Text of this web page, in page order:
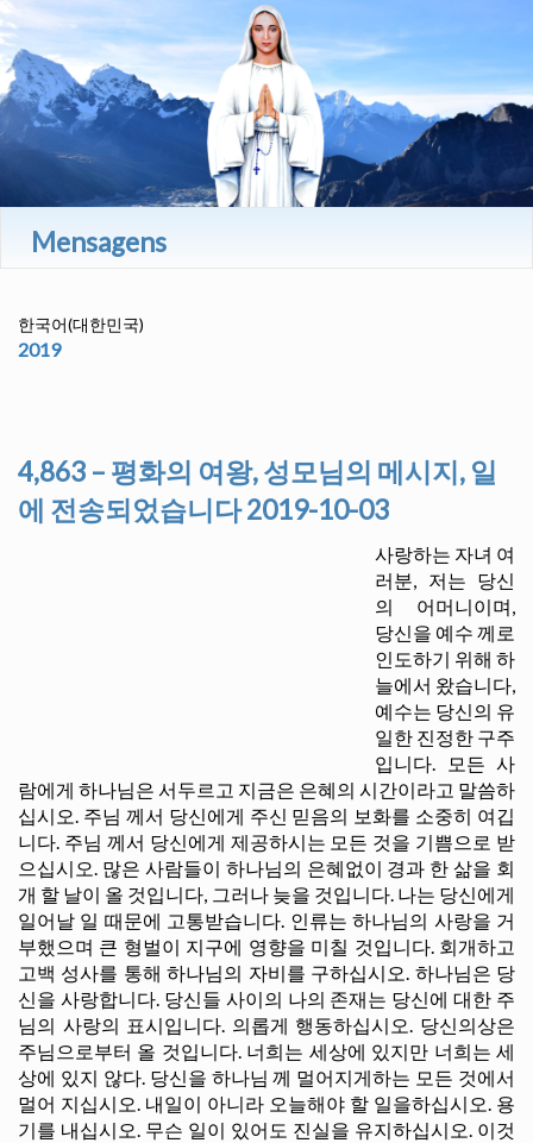
Mensagens
한국어(대한민국)
2019
4,863 – 평화의 여왕, 성모님의 메시지, 일
에 전송되었습니다 2019-10-03
사랑하는 자녀 여
러분, 저는 당신
의 어머니이며,
당신을 예수 께로
인도하기 위해 하
늘에서 왔습니다,
예수는 당신의 유
일한 진정한 구주
입니다. 모든 사
람에게 하나님은 서두르고 지금은 은혜의 시간이라고 말씀하
십시오. 주님 께서 당신에게 주신 믿음의 보화를 소중히 여깁
니다. 주님 께서 당신에게 제공하시는 모든 것을 기쁨으로 받
으십시오. 많은 사람들이 하나님의 은혜없이 경과 한 삶을 회
개 할 날이 올 것입니다, 그러나 늦을 것입니다. 나는 당신에게
일어날 일 때문에 고통받습니다. 인류는 하나님의 사랑을 거
부했으며 큰 형벌이 지구에 영향을 미칠 것입니다. 회개하고
고백 성사를 통해 하나님의 자비를 구하십시오. 하나님은 당
신을 사랑합니다. 당신들 사이의 나의 존재는 당신에 대한 주
님의 사랑의 표시입니다. 의롭게 행동하십시오. 당신의상은
주님으로부터 올 것입니다. 너희는 세상에 있지만 너희는 세
상에 있지 않다. 당신을 하나님 께 멀어지게하는 모든 것에서
멀어 지십시오. 내일이 아니라 오늘해야 할 일을하십시오. 용
기를 내십시오. 무슨 일이 있어도 진실을 유지하십시오. 이것